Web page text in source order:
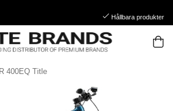
Hållbara produkter
400EQ Title